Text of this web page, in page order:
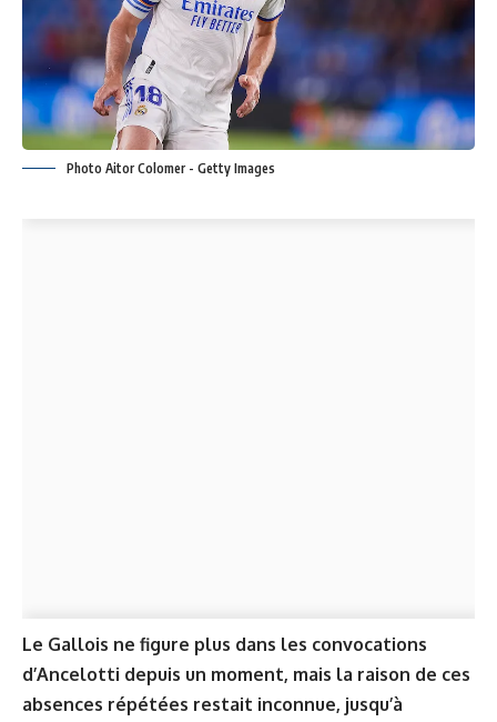
Photo Aitor Colomer - Getty Images
Le Gallois ne figure plus dans les convocations
d’Ancelotti depuis un moment, mais la raison de ces
absences répétées restait inconnue, jusqu’à